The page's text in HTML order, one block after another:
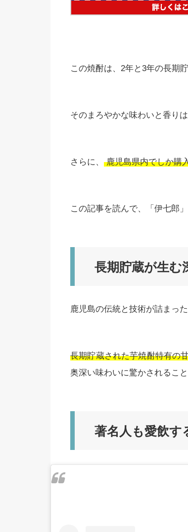
この焼酎は、2年と3年の長期
そのまろやかな味わいと香り
さらに、 鹿児島県内でしか購
この記事を読んで、「伊七郎
長期貯蔵が生む
鹿児島の伝統と技術が詰まった
長期貯蔵された芋焼酎特有の
奥深い味わいに驚かされるこ
著名人も愛飲す